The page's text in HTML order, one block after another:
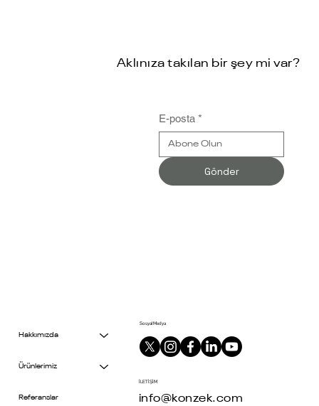
Aklınıza takılan bir şey mi var?
E-posta *
Gönder
Hakkımızda
Ürünlerimiz
Referanslar
Sosyal Medya
İLETİŞİM
info@konzek.com